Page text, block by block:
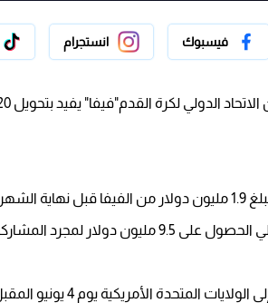
فيسبوك انستجرام
الأهلي تلقى إخطارًا بتحويل مبلغ 1.9 مليون دولار من
لمجرد المشاركة فقط.
ومن المقرر أن يغادر